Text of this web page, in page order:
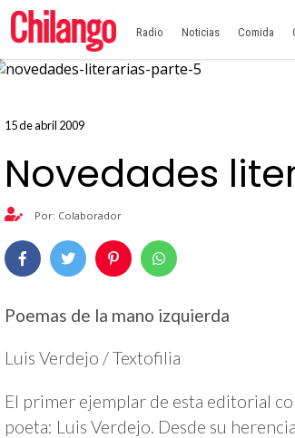
Radio Noticias Comida
15 de abril 2009
Novedades
Por: Colaborador
Poemas de la mano izquierda
Luis Verdejo / Textofilia
El primer ejemplar de esta editorial
poeta: Luis Verdejo. Desde su